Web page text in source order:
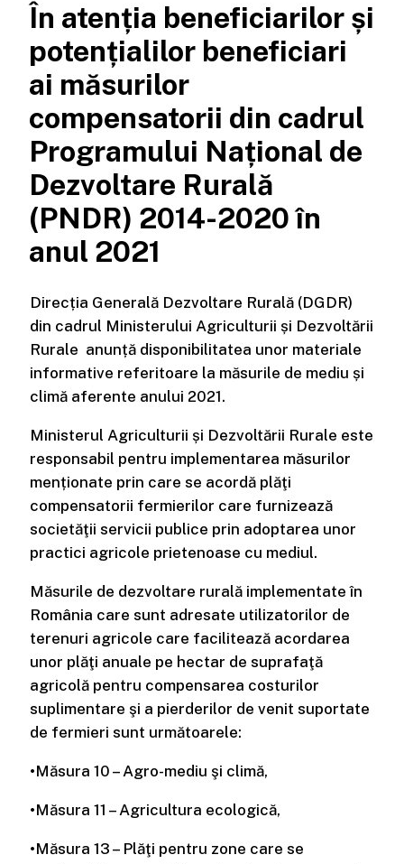
În atenția beneficiarilor și
potențialilor beneficiari
ai măsurilor
compensatorii din cadrul
Programului Național de
Dezvoltare Rurală
(PNDR) 2014-2020 în
anul 2021
Direcția Generală Dezvoltare Rurală (DGDR)
din cadrul Ministerului Agriculturii și Dezvoltării
Rurale anunță disponibilitatea unor materiale
informative referitoare la măsurile de mediu și
climă aferente anului 2021.
Ministerul Agriculturii și Dezvoltării Rurale este
responsabil pentru implementarea măsurilor
menționate prin care se acordă plăţi
compensatorii fermierilor care furnizează
societăţii servicii publice prin adoptarea unor
practici agricole prietenoase cu mediul.
Măsurile de dezvoltare rurală implementate în
România care sunt adresate utilizatorilor de
terenuri agricole care facilitează acordarea
unor plăţi anuale pe hectar de suprafaţă
agricolă pentru compensarea costurilor
suplimentare şi a pierderilor de venit suportate
de fermieri sunt următoarele:
•Măsura 10 – Agro-mediu şi climă,
•Măsura 11 – Agricultura ecologică,
•Măsura 13 – Plăţi pentru zone care se